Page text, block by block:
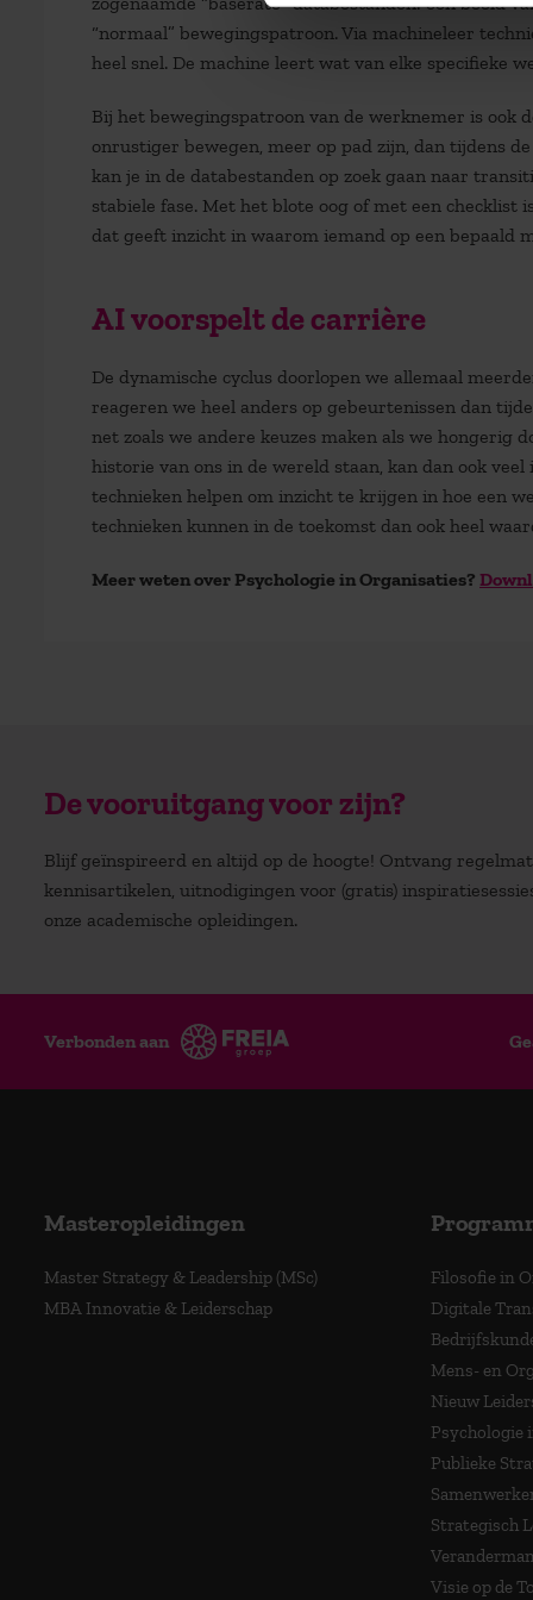
“normaal” bewegingspatroon. Via machineleer
heel snel. De machine leert wat van elke specifieke
Bij het bewegingspatroon van de werknemer is ook
onrustiger bewegen, meer op pad zijn, dan tijdens
kan je in de databestanden op zoek gaan naar
stabiele fase. Met het blote oog of met een
dat geeft inzicht in waarom iemand op een bepaald
AI voorspelt de carrière
De dynamische cyclus doorlopen we allemaal
reageren we heel anders op gebeurtenissen dan
net zoals we andere keuzes maken als we hongerig
historie van ons in de wereld staan, kan dan ook
technieken helpen om inzicht te krijgen in hoe een
technieken kunnen in de toekomst dan ook heel
Meer weten over Psychologie in Organisaties?
De vooruitgang voor zijn?
Blijf geïnspireerd en altijd op de hoogte! Ontvang
kennisartikelen, uitnodigingen voor (gratis)
onze academische opleidingen.
Verbonden aan
Masteropleidingen
Master Strategy & Leadership (MSc)
MBA Innovatie & Leiderschap
Filosofie in
Digitale
Mens- en
Nieuw
Psychologie
Publieke
Strategisch
Visie op de